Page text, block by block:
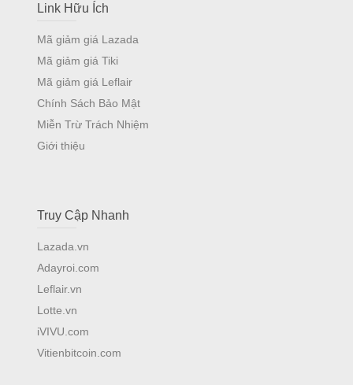
Link Hữu Ích
Mã giảm giá Lazada
Mã giảm giá Tiki
Mã giảm giá Leflair
Chính Sách Bảo Mật
Miễn Trừ Trách Nhiệm
Giới thiệu
Truy Cập Nhanh
Lazada.vn
Adayroi.com
Leflair.vn
Lotte.vn
iVIVU.com
Vitienbitcoin.com